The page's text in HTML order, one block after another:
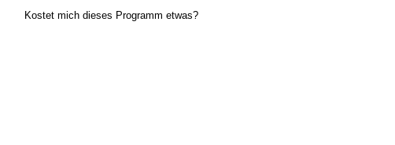
Kostet mich dieses Programm etwas?